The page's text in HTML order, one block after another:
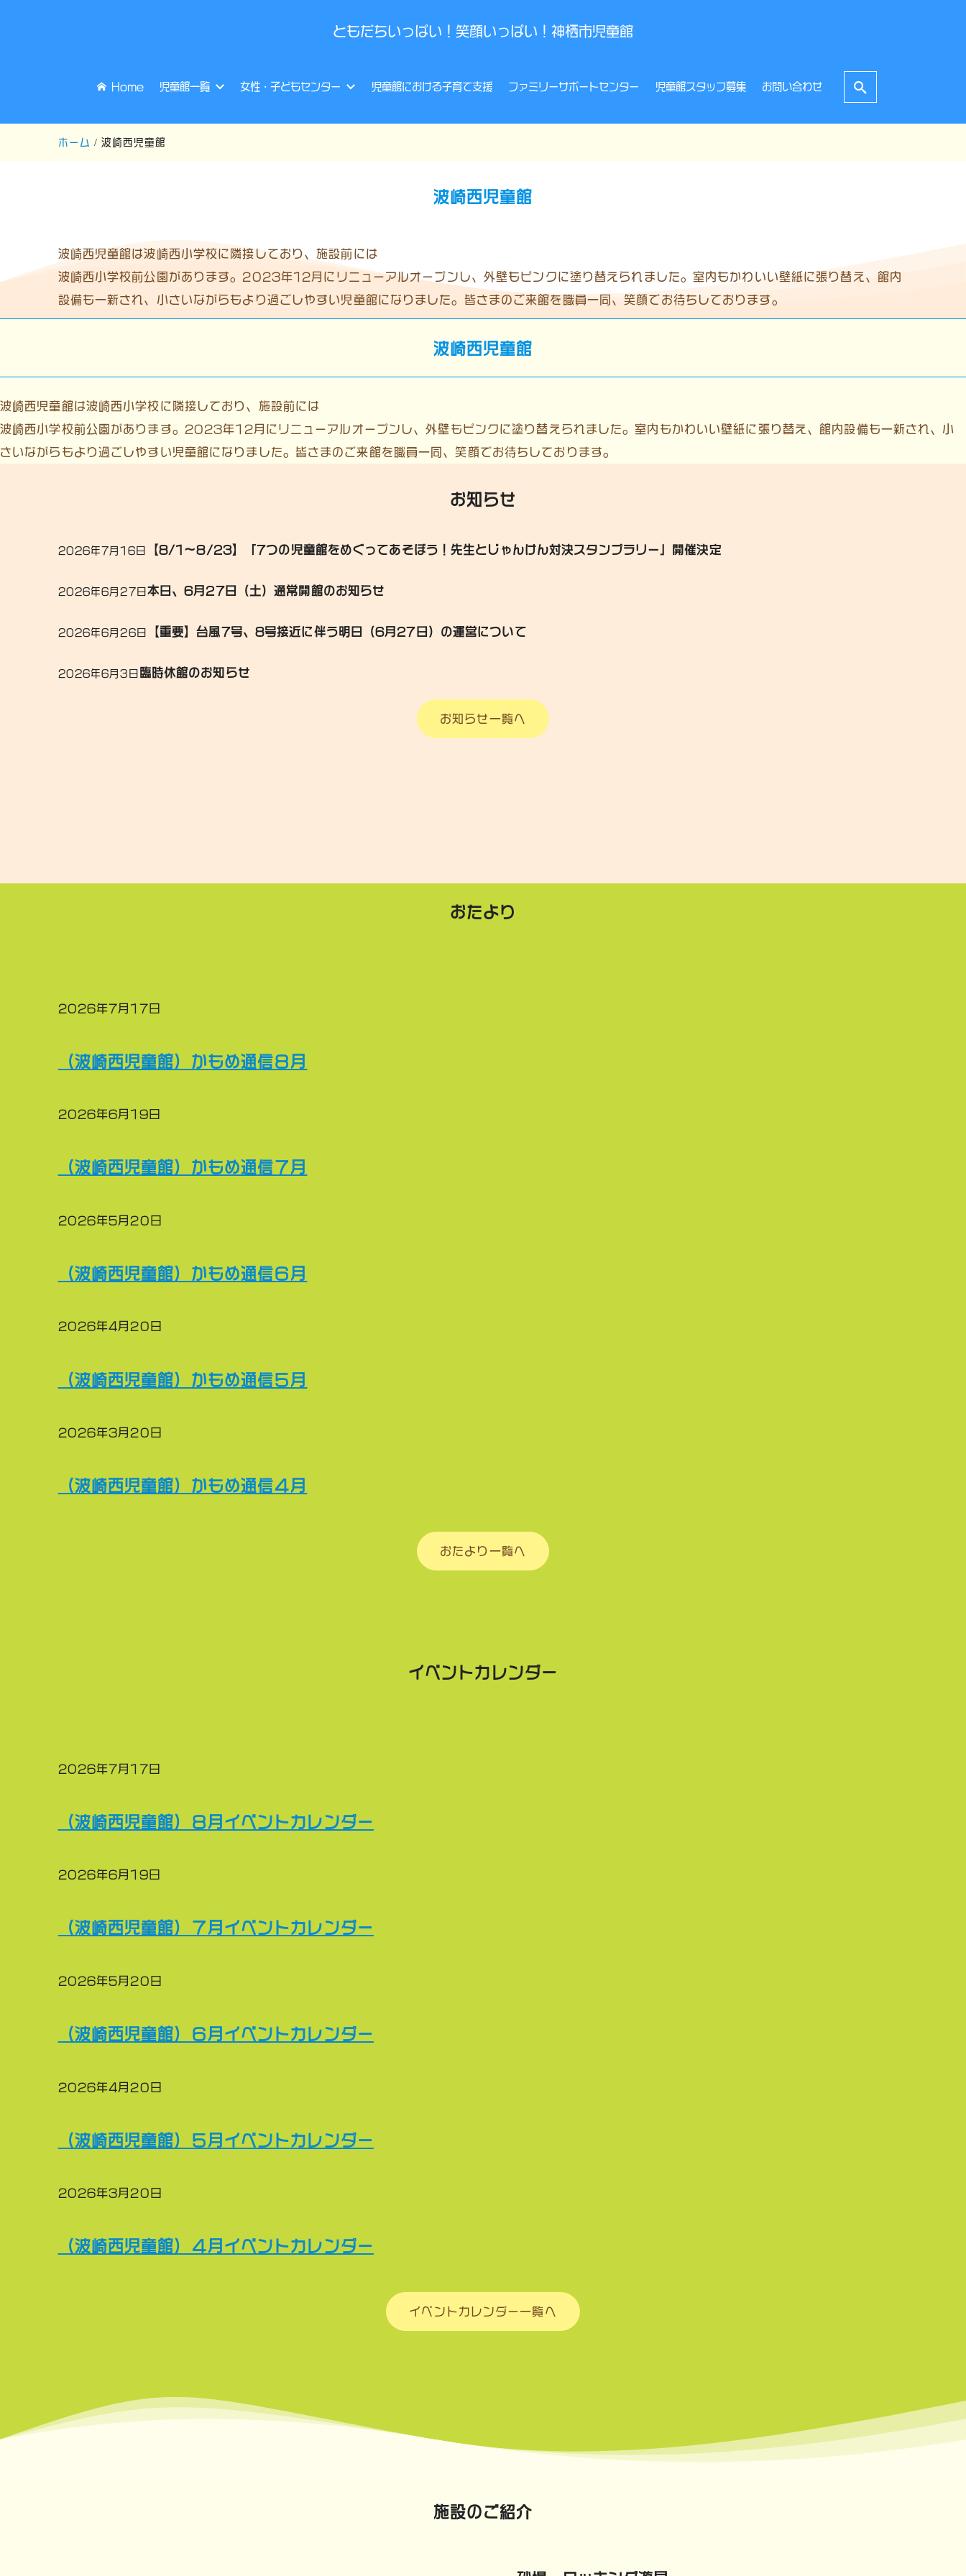
ともだちいっぱい！笑顔いっぱい！神栖市児童館
Home 児童館一覧 女性・子どもセンター 児童館における子育て支援 ファミリーサポートセンター 児童館スタッフ募集 お問い合わせ
ホーム 波崎西児童館
波崎西児童館
波崎西児童館は波崎西小学校に隣接しており、施設前には
波崎西小学校前公園があります。2023年12月にリニューアルオープンし、外壁もピンクに塗り替えられました。室内もかわいい壁紙に張り替え、館内
設備も一新され、小さいながらもより過ごしやすい児童館になりました。皆さまのご来館を職員一同、笑顔でお待ちしております。
波崎西児童館
波崎西児童館は波崎西小学校に隣接しており、施設前には
波崎西小学校前公園があります。2023年12月にリニューアルオープンし、外壁もピンクに塗り替えられました。室内もかわいい壁紙に張り替え、館内設備も一新され、小
さいながらもより過ごしやすい児童館になりました。皆さまのご来館を職員一同、笑顔でお待ちしております。
お知らせ
2026年7月16日 【8/1～8/23】「7つの児童館をめぐってあそぼう！先生とじゃんけん対決スタンプラリー」開催決定
2026年6月27日 本日、6月27日（土）通常開館のお知らせ
2026年6月26日 【重要】台風7号、8号接近に伴う明日（6月27日）の運営について
2026年6月3日 臨時休館のお知らせ
お知らせ一覧へ
おたより
2026年7月17日
（波崎西児童館）かもめ通信８月
2026年6月19日
（波崎西児童館）かもめ通信７月
2026年5月20日
（波崎西児童館）かもめ通信６月
2026年4月20日
（波崎西児童館）かもめ通信５月
2026年3月20日
（波崎西児童館）かもめ通信４月
おたより一覧へ
イベントカレンダー
2026年7月17日
（波崎西児童館）８月イベントカレンダー
2026年6月19日
（波崎西児童館）７月イベントカレンダー
2026年5月20日
（波崎西児童館）６月イベントカレンダー
2026年4月20日
（波崎西児童館）５月イベントカレンダー
2026年3月20日
（波崎西児童館）４月イベントカレンダー
イベントカレンダー一覧へ
施設のご紹介